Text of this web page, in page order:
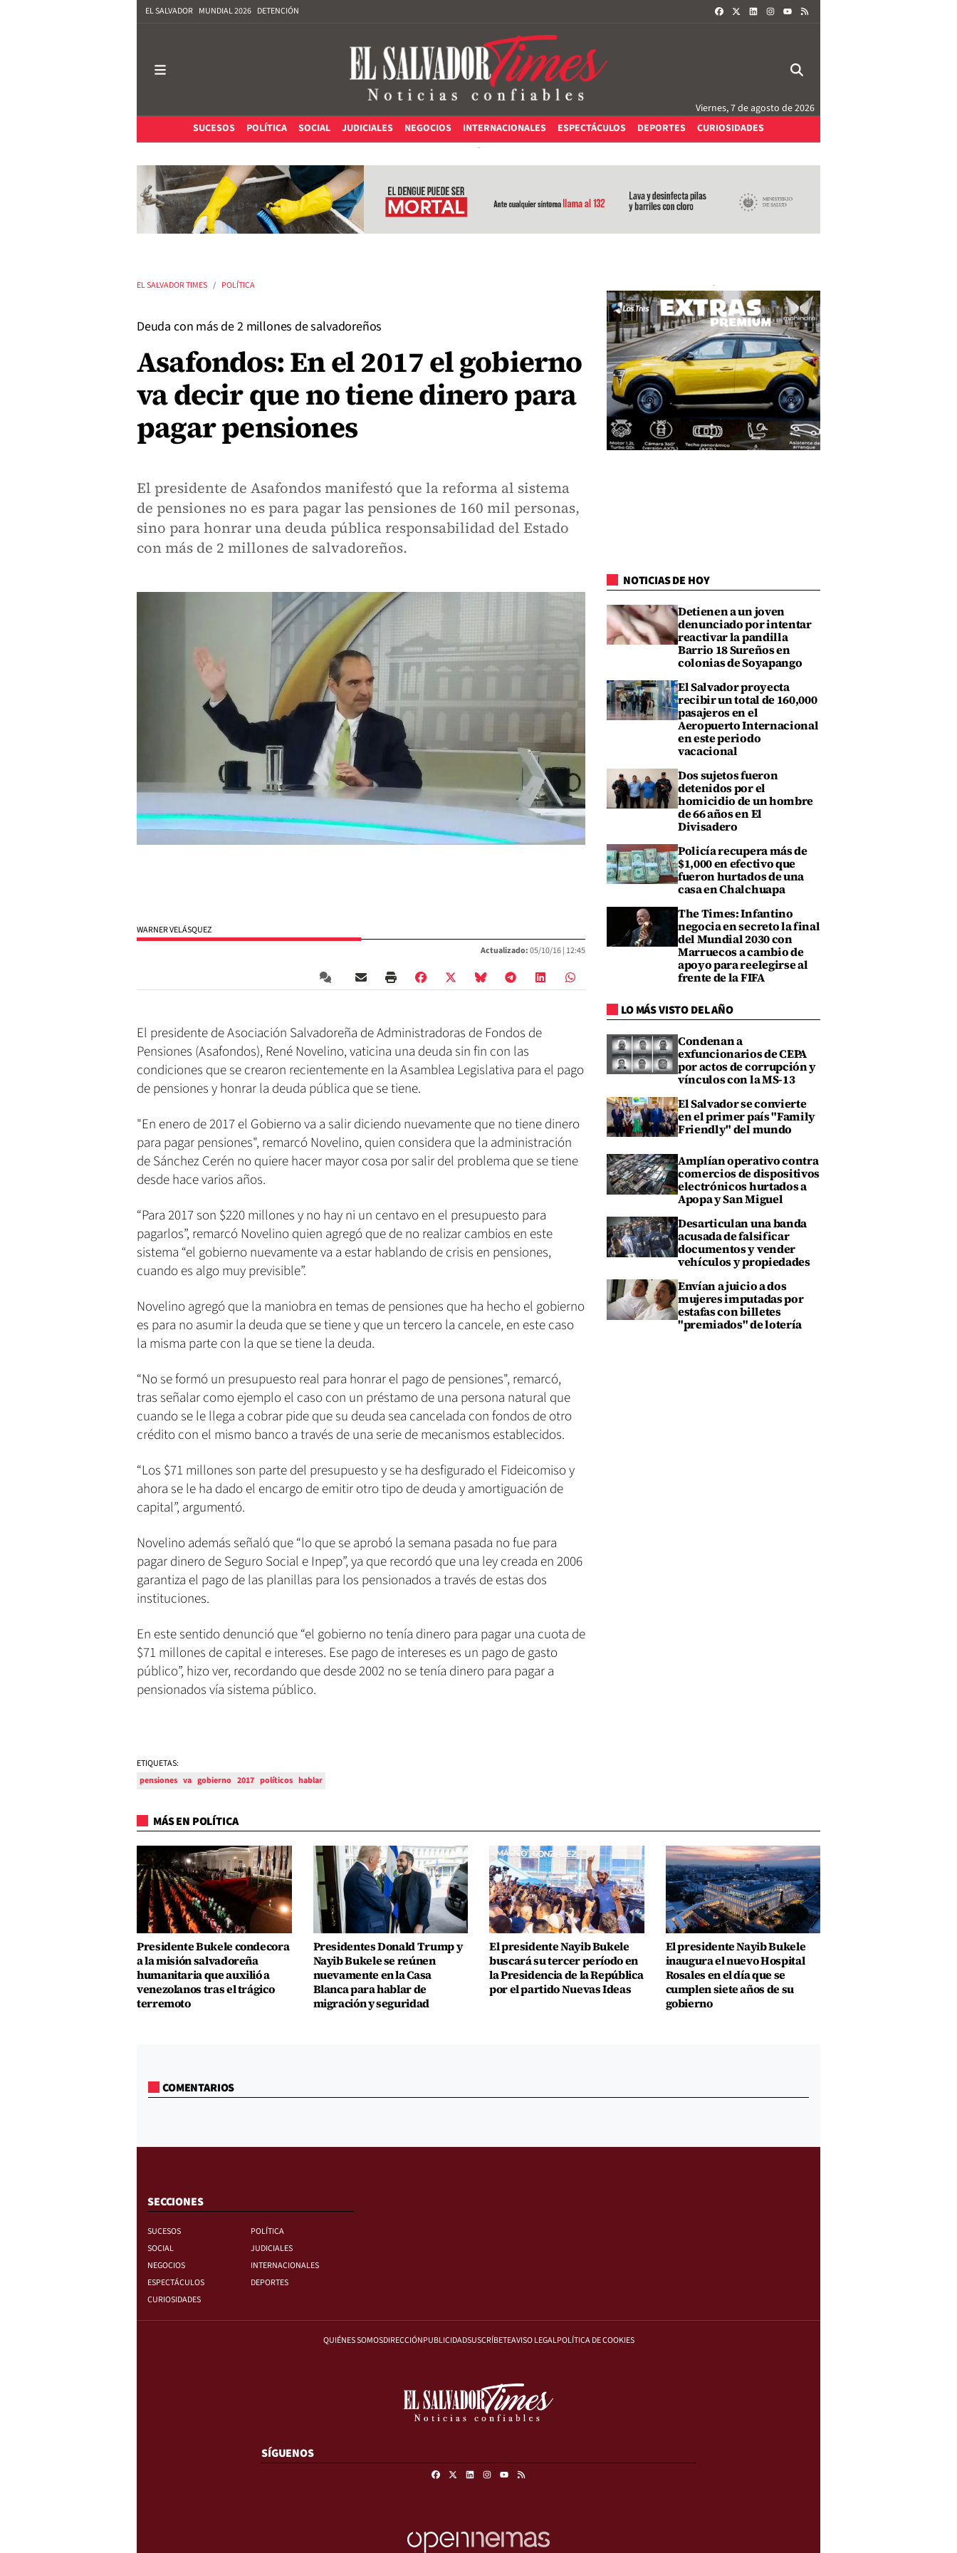
EL SALVADOR MUNDIAL 2026 DETENCIÓN FACEBOOKLINKEDININSTAGRAM
Viernes, 7 de agosto de 2026
SUCESOS
POLÍTICA SOCIAL JUDICIALES NEGOCIOS INTERNACIONALES ESPECTÁCULOS DEPORTES CURIOSIDADES
EL SALVADOR TIMES POLÍTICA
Deuda con más de 2 millones de salvadoreños
Asafondos: En el 2017 el gobierno
va decir que no tiene dinero para
pagar pensiones
El presidente de Asafondos manifestó que la reforma al sistema
de pensiones no es para pagar las pensiones de 160 mil personas,
sino para honrar una deuda pública responsabilidad del Estado
con más de 2 millones de salvadoreños.
WARNER VELÁSQUEZ
Actualizado:05/10/16 | 12:45
El presidente de Asociación Salvadoreña de Administradoras de Fondos de
Pensiones (Asafondos), René Novelino, vaticina una deuda sin fin con las
condiciones que se crearon recientemente en la Asamblea Legislativa para el pago
de pensiones y honrar la deuda pública que se tiene.
"En enero de 2017 el Gobierno va a salir diciendo nuevamente que no tiene dinero
para pagar pensiones", remarcó Novelino, quien considera que la administración
de Sánchez Cerén no quiere hacer mayor cosa por salir del problema que se tiene
desde hace varios años.
“Para 2017 son $220 millones y no hay ni un centavo en el presupuesto para
pagarlos”, remarcó Novelino quien agregó que de no realizar cambios en este
sistema “el gobierno nuevamente va a estar hablando de crisis en pensiones,
cuando es algo muy previsible”.
Novelino agregó que la maniobra en temas de pensiones que ha hecho el gobierno
es para no asumir la deuda que se tiene y que un tercero la cancele, en este caso
la misma parte con la que se tiene la deuda.
“No se formó un presupuesto real para honrar el pago de pensiones", remarcó,
tras señalar como ejemplo el caso con un préstamo de una persona natural que
cuando se le llega a cobrar pide que su deuda sea cancelada con fondos de otro
crédito con el mismo banco a través de una serie de mecanismos establecidos.
“Los $71 millones son parte del presupuesto y se ha desfigurado el Fideicomiso y
ahora se le ha dado el encargo de emitir otro tipo de deuda y amortiguación de
capital”, argumentó.
Novelino además señaló que “lo que se aprobó la semana pasada no fue para
pagar dinero de Seguro Social e Inpep”, ya que recordó que una ley creada en 2006
garantiza el pago de las planillas para los pensionados a través de estas dos
instituciones.
En este sentido denunció que “el gobierno no tenía dinero para pagar una cuota de
$71 millones de capital e intereses. Ese pago de intereses es un pago de gasto
público”, hizo ver, recordando que desde 2002 no se tenía dinero para pagar a
pensionados vía sistema público.
ETIQUETAS:
pensiones va gobierno 2017 políticos hablar
NOTICIAS DE HOY
Detienen a un joven
denunciado por intentar
reactivar la pandilla
Barrio 18 Sureños en
colonias de Soyapango
El Salvador proyecta
recibir un total de 160,000
pasajeros en el
Aeropuerto Internacional
en este periodo
vacacional
Dos sujetos fueron
detenidos por el
homicidio de un hombre
de 66 años en El
Divisadero
Policía recupera más de
$1,000 en efectivo que
fueron hurtados de una
casa en Chalchuapa
The Times: Infantino
negocia en secreto la final
del Mundial 2030 con
Marruecos a cambio de
apoyo para reelegirse al
frente de la FIFA
LO MÁS VISTO DEL AÑO
Condenan a
exfuncionarios de CEPA
por actos de corrupción y
vínculos con la MS-13
El Salvador se convierte
en el primer país "Family
Friendly" del mundo
Amplían operativo contra
comercios de dispositivos
electrónicos hurtados a
Apopa y San Miguel
Desarticulan una banda
acusada de falsificar
documentos y vender
vehículos y propiedades
Envían a juicio a dos
mujeres imputadas por
estafas con billetes
"premiados" de lotería
MÁS EN POLÍTICA
Presidente Bukele condecora
a la misión salvadoreña
humanitaria que auxilió a
venezolanos tras el trágico
terremoto
Presidentes Donald Trump y
Nayib Bukele se reúnen
nuevamente en la Casa
Blanca para hablar de
migración y seguridad
El presidente Nayib Bukele
buscará su tercer período en
la Presidencia de la República
por el partido Nuevas Ideas
El presidente Nayib Bukele
inaugura el nuevo Hospital
Rosales en el día que se
cumplen siete años de su
gobierno
COMENTARIOS
SECCIONES
SUCESOS
POLÍTICA
SOCIAL
JUDICIALES
NEGOCIOS
INTERNACIONALES
ESPECTÁCULOS
DEPORTES
CURIOSIDADES
QUIÉNES SOMOSDIRECCIÓNPUBLICIDADSUSCRÍBETEAVISO LEGALPOLÍTICA DE COOKIES
SÍGUENOS
FacebookLinkedinInstagram